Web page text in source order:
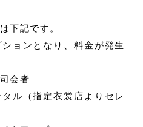
下記です。
ョンとなり、料金が発生
会者
ル（指定衣裳店よりセレ